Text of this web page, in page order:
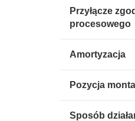
Przyłącze
procesowego
Amortyzacja
Pozycja
Sposób